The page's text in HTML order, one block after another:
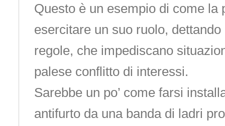
Questo è un esempio di come la
esercitare un suo ruolo,
regole, che impediscano
palese conflitto di interessi.
Sarebbe un po’ come farsi
antifurto da una banda di ladri